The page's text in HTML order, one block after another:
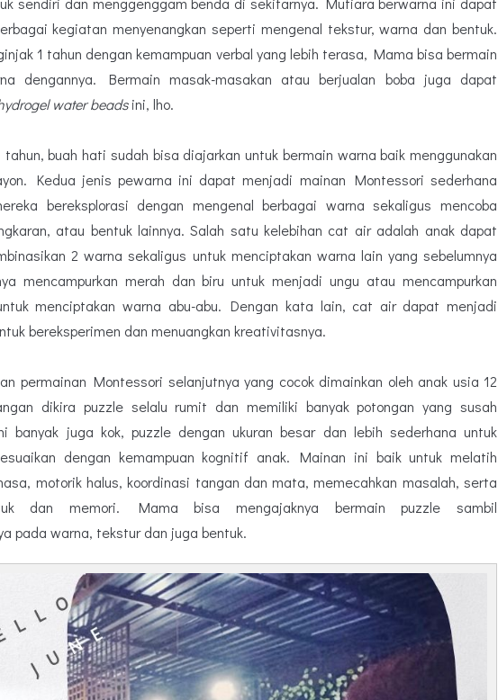
kegiatan menyenangkan seperti mengenal tekstur, warna dan bentuk.
1 tahun dengan kemampuan verbal yang lebih terasa, Mama bisa bermain
dengannya. Bermain masak-masakan atau berjualan boba juga dapat
water beadsini, lho.
buah hati sudah bisa diajarkan untuk bermain warna baik menggunakan
Kedua jenis pewarna ini dapat menjadi mainan Montessori sederhana
bereksplorasi dengan mengenal berbagai warna sekaligus mencoba
atau bentuk lainnya. Salah satu kelebihan cat air adalah anak dapat
2 warna sekaligus untuk menciptakan warna lain yang sebelumnya
mencampurkan merah dan biru untuk menjadi ungu atau mencampurkan
menciptakan warna abu-abu. Dengan kata lain, cat air dapat menjadi
bereksperimen dan menuangkan kreativitasnya.
permainan Montessori selanjutnya yang cocok dimainkan oleh anak usia 12
dikira puzzle selalu rumit dan memiliki banyak potongan yang susah
banyak juga kok, puzzle dengan ukuran besar dan lebih sederhana untuk
dengan kemampuan kognitif anak. Mainan ini baik untuk melatih
motorik halus, koordinasi tangan dan mata, memecahkan masalah, serta
dan memori. Mama bisa mengajaknya bermain puzzle sambil
pada warna, tekstur dan juga bentuk.